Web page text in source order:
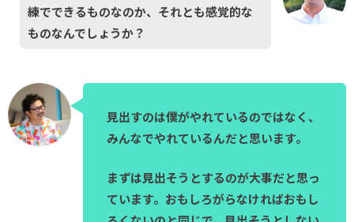
練でできるものなのか、それとも感覚的な
ものなんでしょうか？
見出すのは僕がやれているのではなく、
みんなでやれているんだと思います。
まずは見出そうとするのが大事だと思っ
ています。おもしろがらなければおもし